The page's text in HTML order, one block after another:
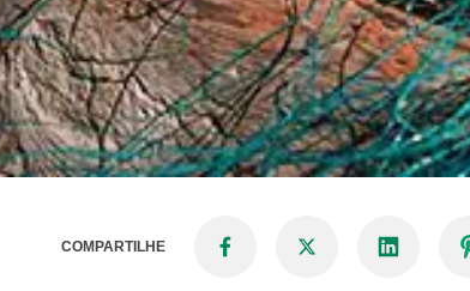
COMPARTILHE